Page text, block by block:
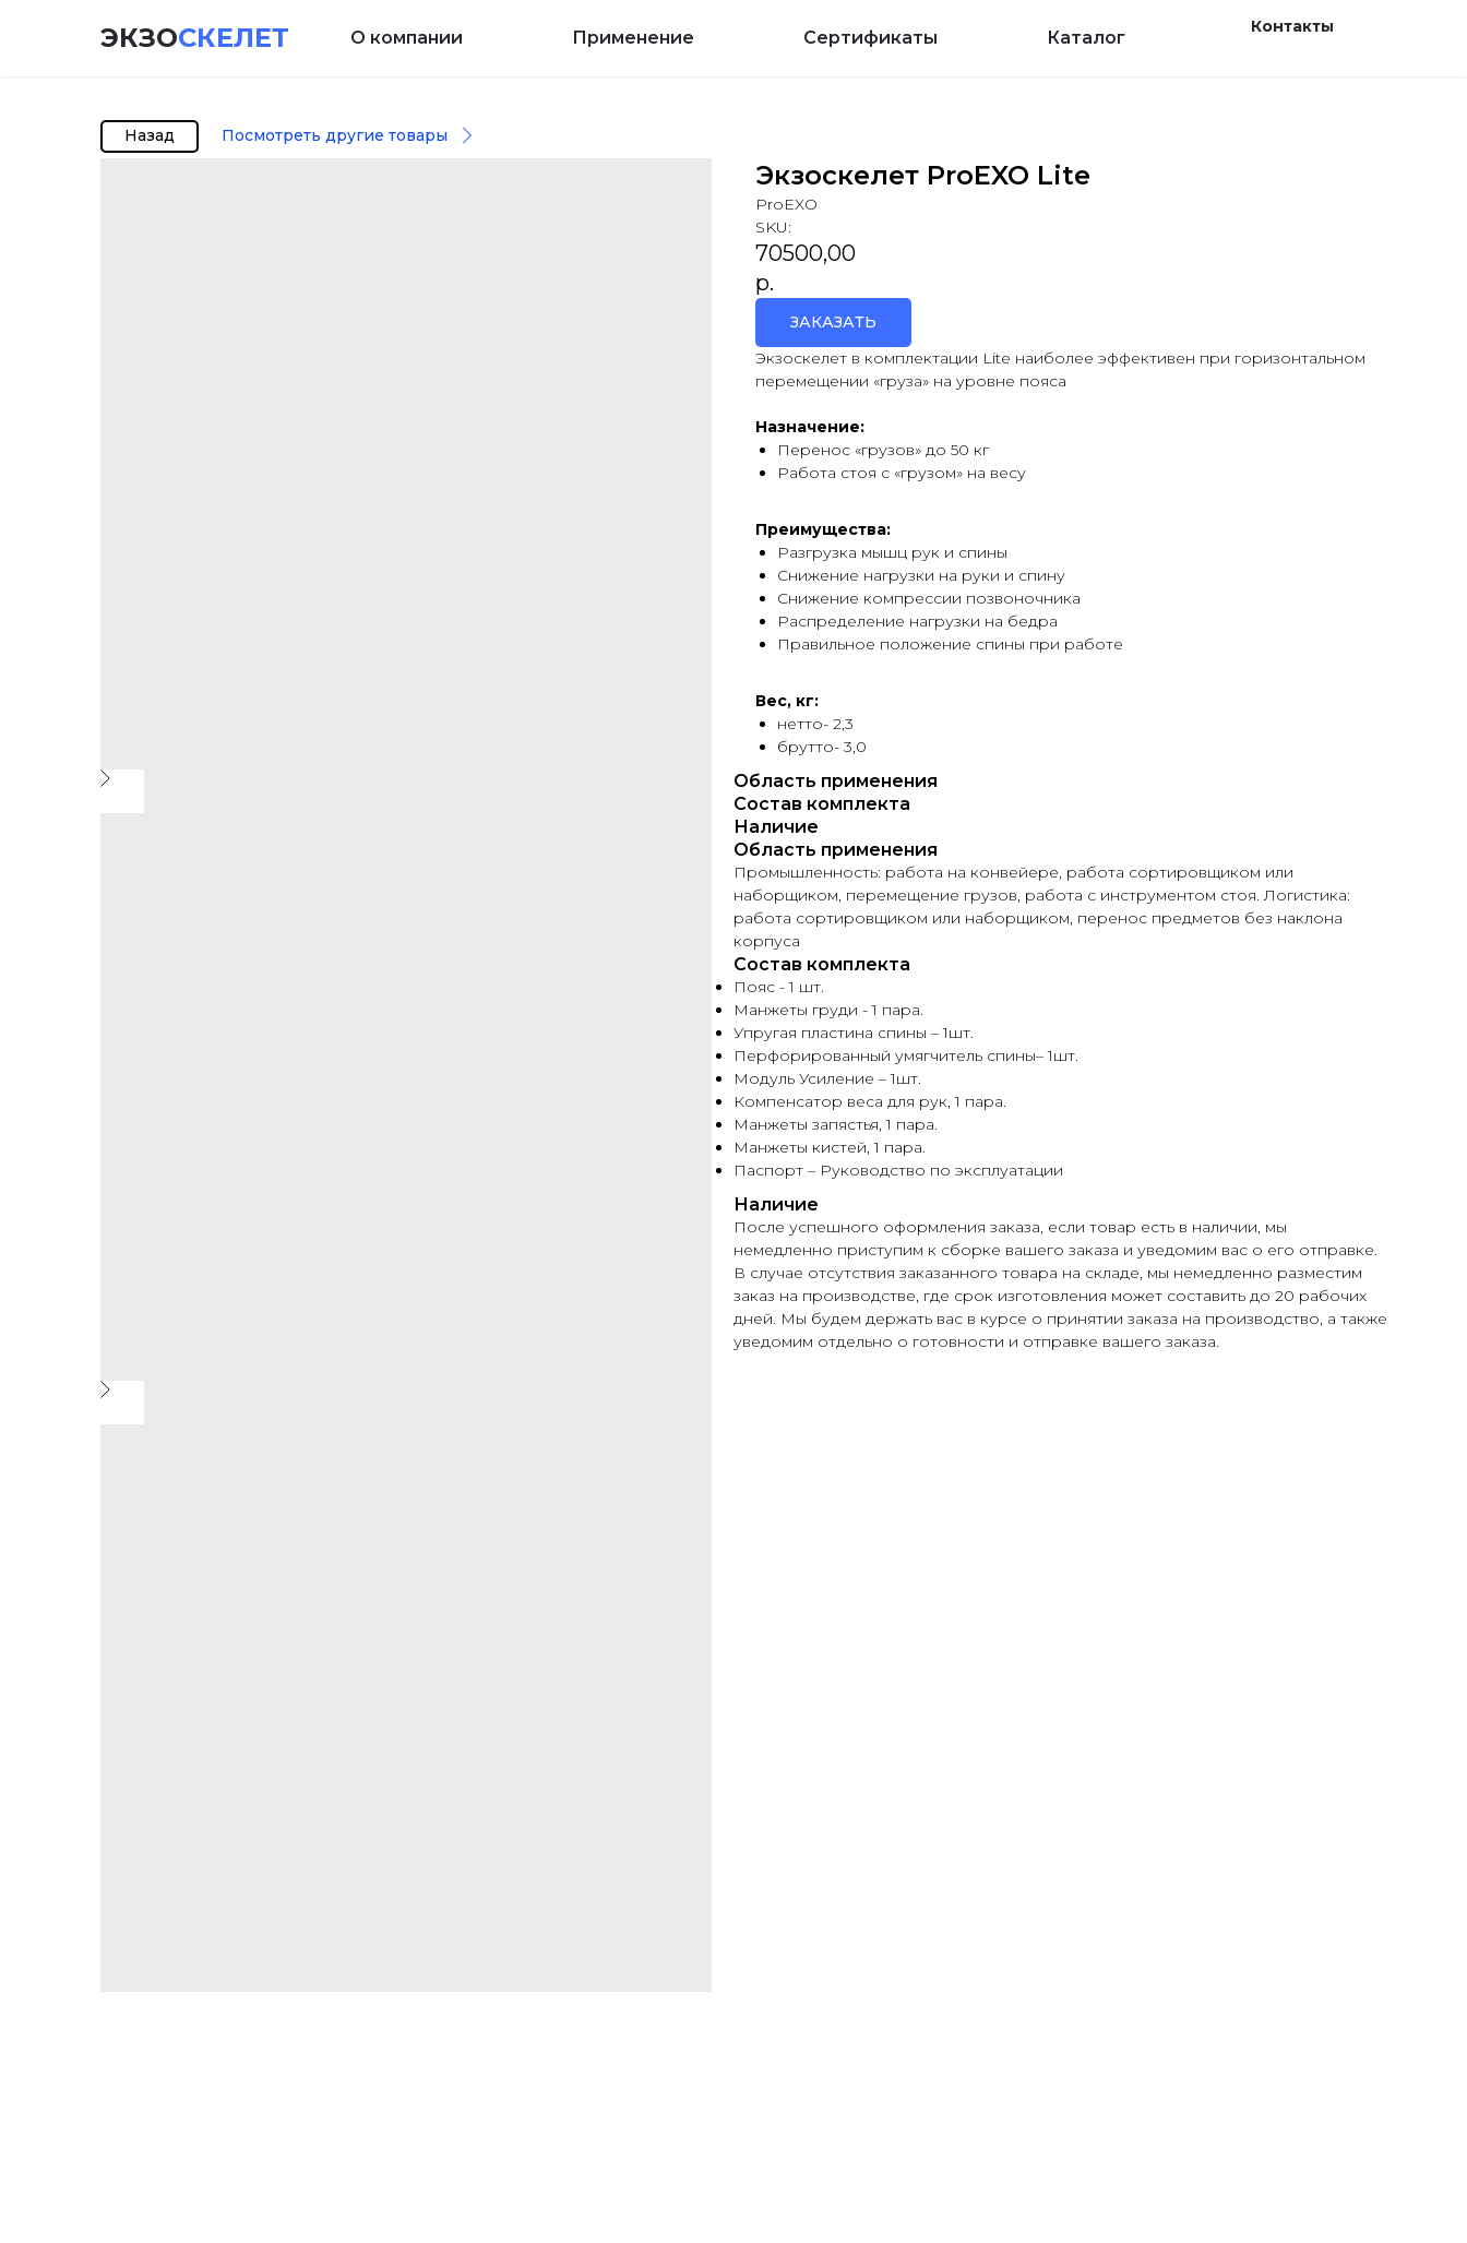
ЭКЗОСКЕЛЕТ О компании Применение Сертификаты Каталог
Контакты
Назад Посмотреть другие товары
Экзоскелет ProEXO Lite
ProEXO
SKU:
70500,00
р.
ЗАКАЗАТЬ
Экзоскелет в комплектации Lite наиболее эффективен при горизонтальном
перемещении «груза» на уровне пояса
Назначение:
Перенос «грузов» до 50 кг
Работа стоя с «грузом» на весу
Преимущества:
Разгрузка мышц рук и спины
Снижение нагрузки на руки и спину
Снижение компрессии позвоночника
Распределение нагрузки на бедра
Правильное положение спины при работе
Вес, кг:
нетто- 2,3
брутто- 3,0
Область применения
Состав комплекта
Наличие
Область применения
Промышленность: работа на конвейере, работа сортировщиком или
наборщиком, перемещение грузов, работа с инструментом стоя. Логистика:
работа сортировщиком или наборщиком, перенос предметов без наклона
корпуса
Состав комплекта
Пояс - 1 шт.
Манжеты груди - 1 пара.
Упругая пластина спины – 1шт.
Перфорированный умягчитель спины– 1шт.
Модуль Усиление – 1шт.
Компенсатор веса для рук, 1 пара.
Манжеты запястья, 1 пара.
Манжеты кистей, 1 пара.
Паспорт – Руководство по эксплуатации
Наличие
После успешного оформления заказа, если товар есть в наличии, мы
немедленно приступим к сборке вашего заказа и уведомим вас о его отправке.
В случае отсутствия заказанного товара на складе, мы немедленно разместим
заказ на производстве, где срок изготовления может составить до 20 рабочих
дней. Мы будем держать вас в курсе о принятии заказа на производство, а также
уведомим отдельно о готовности и отправке вашего заказа.